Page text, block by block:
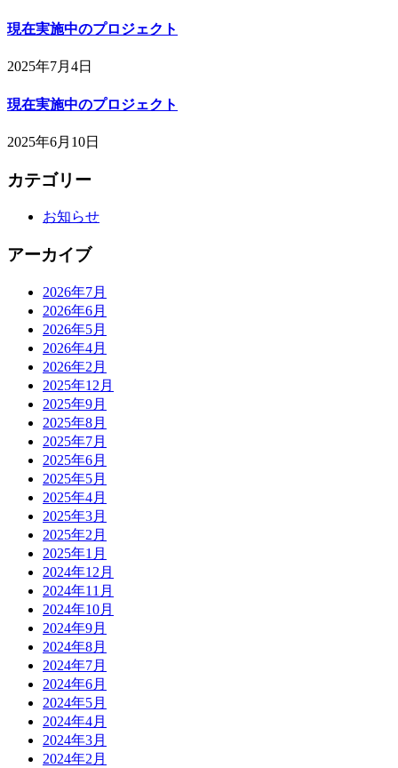
現在実施中のプロジェクト
2025年7月4日
現在実施中のプロジェクト
2025年6月10日
カテゴリー
お知らせ
アーカイブ
2026年7月
2026年6月
2026年5月
2026年4月
2026年2月
2025年12月
2025年9月
2025年8月
2025年7月
2025年6月
2025年5月
2025年4月
2025年3月
2025年2月
2025年1月
2024年12月
2024年11月
2024年10月
2024年9月
2024年8月
2024年7月
2024年6月
2024年5月
2024年4月
2024年3月
2024年2月